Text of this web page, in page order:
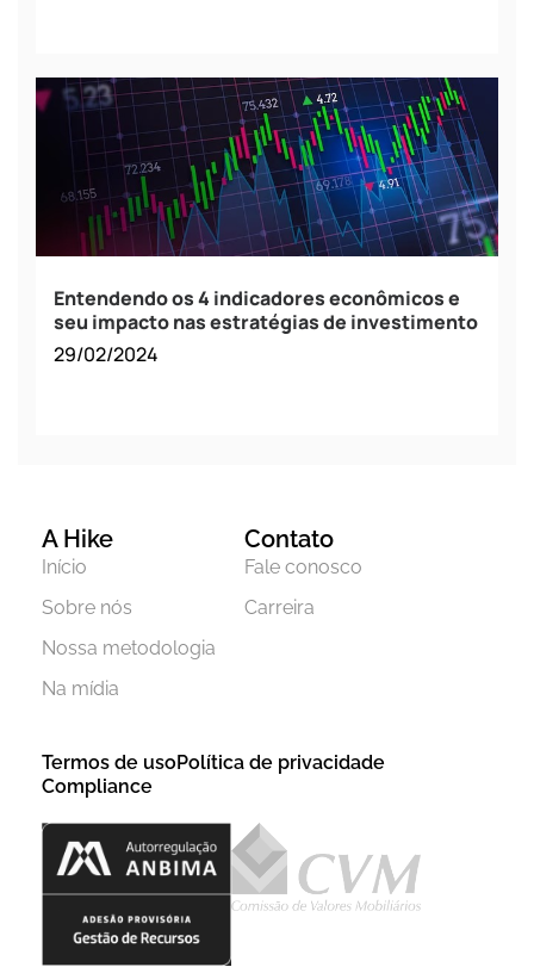
Entendendo os 4 indicadores econômicos e
seu impacto nas estratégias de investimento
29/02/2024
A Hike
Início
Sobre nós
Nossa metodologia
Na mídia
Contato
Fale conosco
Carreira
Termos de usoPolítica de privacidade
Compliance